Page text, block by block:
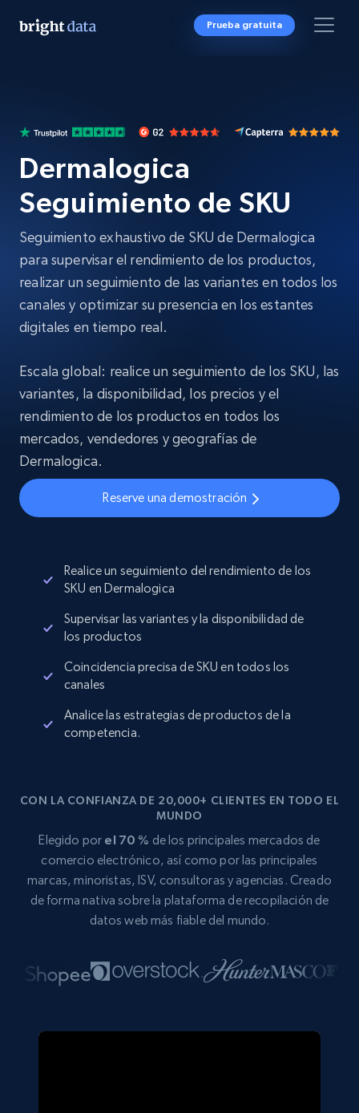
Prueba gratuita
Dermalogica
Seguimiento de SKU
Seguimiento exhaustivo de SKU de Dermalogica
para supervisar el rendimiento de los productos,
realizar un seguimiento de las variantes en todos los
canales y optimizar su presencia en los estantes
digitales en tiempo real.
Escala global: realice un seguimiento de los SKU, las
variantes, la disponibilidad, los precios y el
rendimiento de los productos en todos los
mercados, vendedores y geografías de
Dermalogica.
Reserve una demostración
Realice un seguimiento del rendimiento de los
SKU en Dermalogica
Supervisar las variantes y la disponibilidad de
los productos
Coincidencia precisa de SKU en todos los
canales
Analice las estrategias de productos de la
competencia.
CON LA CONFIANZA DE 20,000+ CLIENTES EN TODO EL
MUNDO
Elegido por el 70 % de los principales mercados de
comercio electrónico, así como por las principales
marcas, minoristas, ISV, consultoras y agencias. Creado
de forma nativa sobre la plataforma de recopilación de
datos web más fiable del mundo.